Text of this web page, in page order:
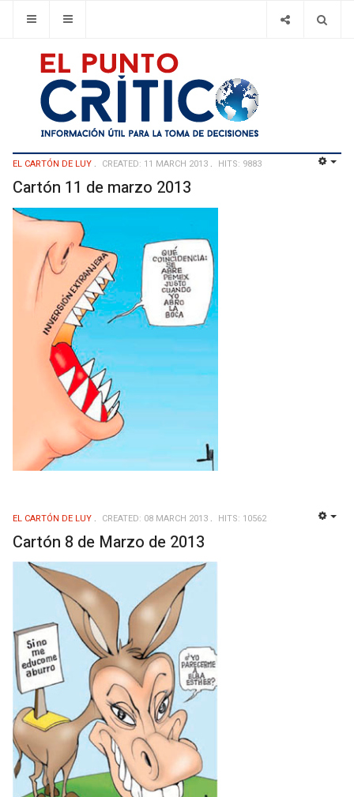
EL CARTÓN DE LUY CREATED: 11 MARCH 2013 HITS: 9883
Cartón 11 de marzo 2013
EL CARTÓN DE LUY CREATED: 08 MARCH 2013 HITS: 10562
Cartón 8 de Marzo de 2013